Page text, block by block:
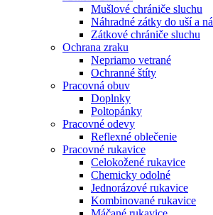
Mušlové chrániče sluchu
Náhradné zátky do uší a
Zátkové chrániče sluchu
Ochrana zraku
Nepriamo vetrané
Ochranné štíty
Pracovná obuv
Doplnky
Poltopánky
Pracovné odevy
Reflexné oblečenie
Pracovné rukavice
Celokožené rukavice
Chemicky odolné
Jednorázové rukavice
Kombinované rukavice